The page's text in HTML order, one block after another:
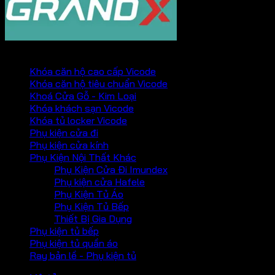
Khóa căn hộ cao cấp Vicode
Khóa căn hộ tiêu chuẩn Vicode
Khoá Cửa Gỗ - Kim Loại
Khóa khách sạn Vicode
Khóa tủ locker Vicode
Phụ kiện cửa đi
Phụ kiện cửa kính
Phụ Kiện Nội Thất Khác
Phụ Kiện Cửa Đi Imundex
Phụ kiện cửa Hafele
Phụ Kiện Tủ Áo
Phụ Kiện Tủ Bếp
Thiết Bị Gia Dụng
Phụ kiện tủ bếp
Phụ kiện tủ quần áo
Ray bản lề - Phụ kiện tủ